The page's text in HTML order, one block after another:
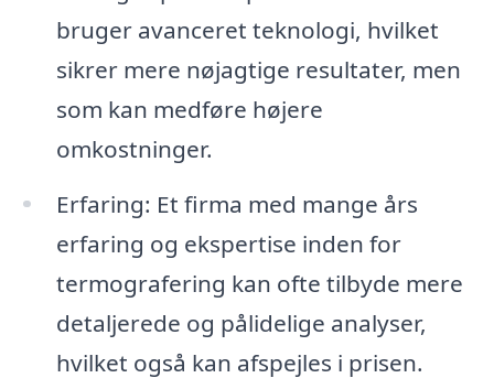
bruger avanceret teknologi, hvilket
sikrer mere nøjagtige resultater, men
som kan medføre højere
omkostninger.
Erfaring: Et firma med mange års
erfaring og ekspertise inden for
termografering kan ofte tilbyde mere
detaljerede og pålidelige analyser,
hvilket også kan afspejles i prisen.